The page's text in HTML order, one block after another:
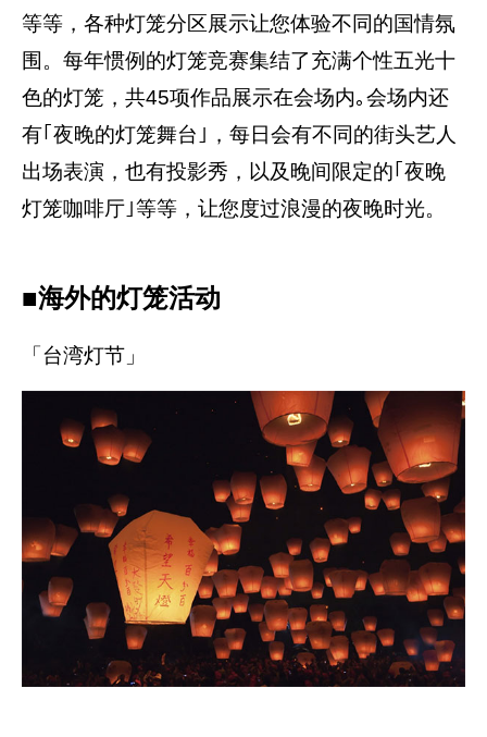
等等，各种灯笼分区展示让您体验不同的国情氛
围。每年惯例的灯笼竞赛集结了充满个性五光十
色的灯笼，共45项作品展示在会场内｡会场内还
有｢夜晚的灯笼舞台｣，每日会有不同的街头艺人
出场表演，也有投影秀，以及晚间限定的｢夜晚
灯笼咖啡厅｣等等，让您度过浪漫的夜晚时光。
■海外的灯笼活动
「台湾灯节」